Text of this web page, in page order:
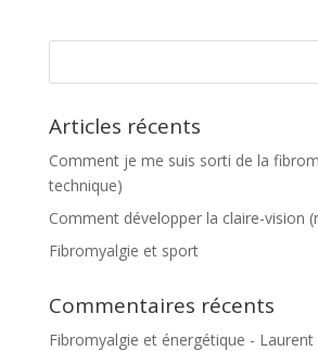
Articles récents
Comment je me suis sorti de la
technique)
Comment développer la claire-vision
Fibromyalgie et sport
Commentaires récents
Fibromyalgie et énergétique -